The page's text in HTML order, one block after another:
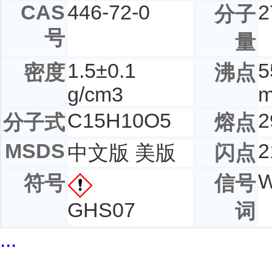
CAS
号
446-72-0
分子
量
密度1.5±0.1
g/cm3
沸点
分子式C15H10O5 熔点
MSDS中文版 美版 闪点
符号
GHS07
信号
词
...